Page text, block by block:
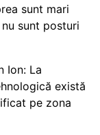
sunt mari
sunt posturi
Ion: La
există
pe zona